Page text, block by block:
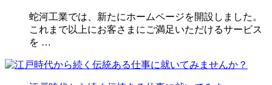
蛇河工業では、新たにホームページを開設しました。
これまで以上にお客さまにご満足いただけるサービス
を …